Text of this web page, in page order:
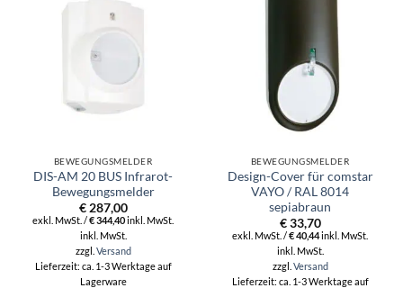
BEWEGUNGSMELDER
DIS-AM 20 BUS Infrarot-
Bewegungsmelder
€287,00
exkl. MwSt. /€344,40inkl. MwSt.
inkl. MwSt.
zzgl. Versand
Lieferzeit: ca. 1-3 Werktage auf
Lagerware
BEWEGUNGSMELDER
Design-Cover für comstar
VAYO / RAL 8014
sepiabraun
€33,70
exkl. MwSt. /€40,44inkl. MwSt.
inkl. MwSt.
zzgl. Versand
Lieferzeit: ca. 1-3 Werktage auf